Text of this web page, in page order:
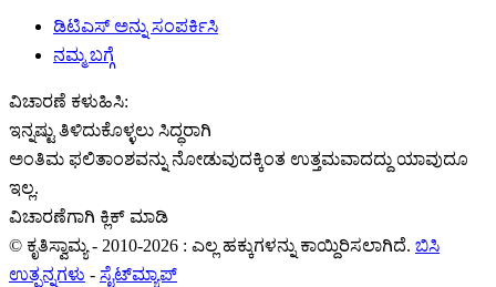
ಡಿಟಿಎಸ್ ಅನ್ನು ಸಂಪರ್ಕಿಸಿ
ನಮ್ಮ ಬಗ್ಗೆ
ವಿಚಾರಣೆ ಕಳುಹಿಸಿ:
ಇನ್ನಷ್ಟು ತಿಳಿದುಕೊಳ್ಳಲು ಸಿದ್ಧರಾಗಿ
ಅಂತಿಮ ಫಲಿತಾಂಶವನ್ನು ನೋಡುವುದಕ್ಕಿಂತ ಉತ್ತಮವಾದದ್ದು ಯಾವುದೂ
ಇಲ್ಲ.
ವಿಚಾರಣೆಗಾಗಿ ಕ್ಲಿಕ್ ಮಾಡಿ
© ಕೃತಿಸ್ವಾಮ್ಯ - 2010-2026 : ಎಲ್ಲ ಹಕ್ಕುಗಳನ್ನು ಕಾಯ್ದಿರಿಸಲಾಗಿದೆ. ಬಿಸಿ
ಉತ್ಪನ್ನಗಳು - ಸೈಟ್‌ಮ್ಯಾಪ್